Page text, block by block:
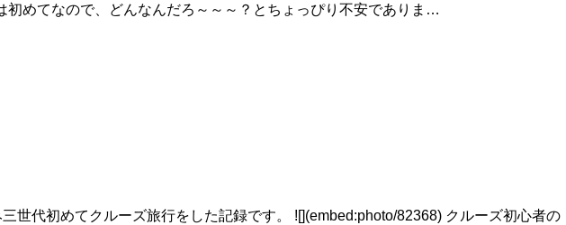
めてなので、どんなんだろ～～～？とちょっぴり不安でありま…
世代初めてクルーズ旅行をした記録です。 ![](embed:photo/82368) クルーズ初心者の